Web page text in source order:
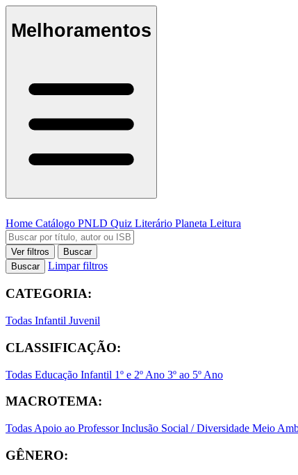
Melhoramentos
Home Catálogo PNLD Quiz Literário Planeta Leitura
Ver filtros
Buscar
Buscar
Limpar filtros
CATEGORIA:
Todas Infantil Juvenil
CLASSIFICAÇÃO:
Todas Educação Infantil 1º e 2º Ano 3º ao 5º Ano
MACROTEMA:
Todas Apoio ao ProfessorInclusão Social / Diversidade Meio
GÊNERO: